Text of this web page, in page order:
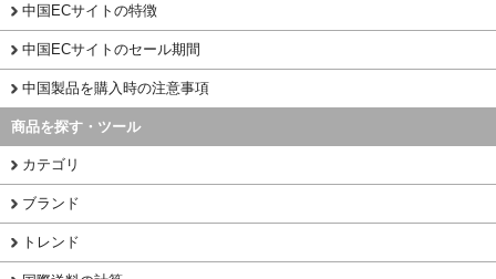
中国ECサイトの特徴
中国ECサイトのセール期間
中国製品を購入時の注意事項
商品を探す・ツール
カテゴリ
ブランド
トレンド